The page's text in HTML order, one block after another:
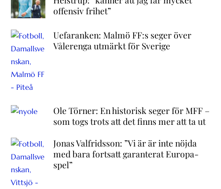
offensiv frihet”
Uefaranken: Malmö FF:s seger över
Vålerenga utmärkt för Sverige
Ole Törner: En historisk seger för MFF –
som togs trots att det finns mer att ta ut
Jonas Valfridsson: ”Vi är är inte nöjda
med bara fortsatt garanterat Europa-
spel”